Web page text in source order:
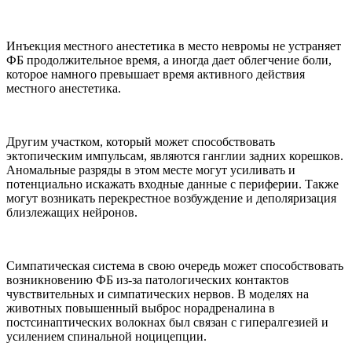
Инъекция местного анестетика в место невромы не устраняет
ФБ продолжительное время, а иногда дает облегчение боли,
которое намного превышает время активного действия
местного анестетика.
Другим участком, который может способствовать
эктопическим импульсам, являются ганглии задних корешков.
Аномальные разряды в этом месте могут усиливать и
потенциально искажать входные данные с периферии. Также
могут возникать перекрестное возбуждение и деполяризация
близлежащих нейронов.
Симпатическая система в свою очередь может способствовать
возникновению ФБ из-за патологических контактов
чувствительных и симпатических нервов. В моделях на
животных повышенный выброс норадреналина в
постсинаптических волокнах был связан с гипералгезией и
усилением спинальной ноцицепции.